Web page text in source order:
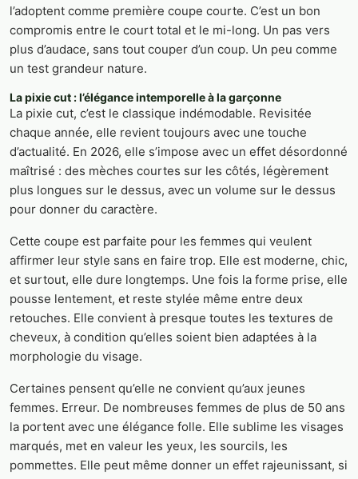
l’adoptent comme première coupe courte. C’est un bon
compromis entre le court total et le mi-long. Un pas vers
plus d’audace, sans tout couper d’un coup. Un peu comme
un test grandeur nature.
La pixie cut : l’élégance intemporelle à la garçonne
La pixie cut, c’est le classique indémodable. Revisitée
chaque année, elle revient toujours avec une touche
d’actualité. En 2026, elle s’impose avec un effet désordonné
maîtrisé : des mèches courtes sur les côtés, légèrement
plus longues sur le dessus, avec un volume sur le dessus
pour donner du caractère.
Cette coupe est parfaite pour les femmes qui veulent
affirmer leur style sans en faire trop. Elle est moderne, chic,
et surtout, elle dure longtemps. Une fois la forme prise, elle
pousse lentement, et reste stylée même entre deux
retouches. Elle convient à presque toutes les textures de
cheveux, à condition qu’elles soient bien adaptées à la
morphologie du visage.
Certaines pensent qu’elle ne convient qu’aux jeunes
femmes. Erreur. De nombreuses femmes de plus de 50 ans
la portent avec une élégance folle. Elle sublime les visages
marqués, met en valeur les yeux, les sourcils, les
pommettes. Elle peut même donner un effet rajeunissant, si